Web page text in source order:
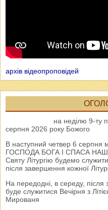
архів відеопроповідей
на неділю 9-ту
серпня 2026 року Божого
В наступний четвер 6
ГОСПОДА БОГА І СПАСА
Святу Літургію будемо
після завершення кожної
На передодні, в середу, після
буде служитися Вечірня з
Мированя